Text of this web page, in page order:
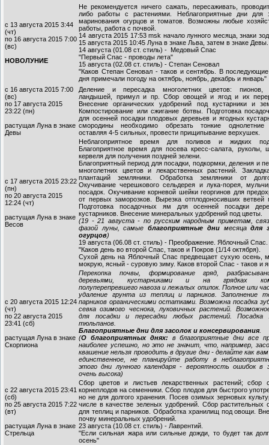
с 13 августа 2015 3:44
(чт)
по 16 августа 2015 7:00
(вс)
НОВОЛУНИЕ
Не рекомендуется ничего сажать, пересаживать,
либо работы с растениями. Неблагоприятные дни для
маринования огурцов и томатов. Возможны любые
работы, работа с почвой.
14 августа 2015 17:53 msk начало лунного месяца, знаки
15 августа 2015 10:45 Луна в знаке Льва, затем в знаке Девы.
14 августа (01.08 ст. стиль) - Медовый Спас
"Первый Спас - проводы лета"
15 августа (02.08 ст. стиль) - Степан Сеновал
"Каков Степан Сеновал - таков и сентябрь. В
дня примечали погоду на октябрь, ноябрь, декабрь и январь"
с 16 августа 2015 7:00
(вс)
по 17 августа 2015
23:22 (пн)
растущая Луна в знаке
Девы
Деление и пересадка многолетних цветов: пионов,
ландышей, примул и пр. Сбор овощей и ягод и их
Внесение органических удобрений под кустарники и
Компостирование или сжигание ботвы. Подготовка
для осенней посадки плодовых деревьев и ягодных
смородины необходимо обрезать тонкие однолетние
оставляя 4-5 сильных, провести прищипывание верхушек.
с 17 августа 2015 23:22
(пн)
по 20 августа 2015
12:24 (чт)
растущая Луна в знаке
Весов
Неблагоприятное время для поливов и жидких
Благоприятное время для посева кресс-салата, руколы,
кервеля для получения поздней зелени.
Благоприятный период для посадки, подкормки, деления и
многолетних цветов и лекарственных растений.
плантаций земляники. Обработка земляники от
Окучивание черешкового сельдерея и лука-порея,
посадок. Окучивание корневой шейки георгинов для
от первых заморозков. Вырезка отплодоносивших ветвей
Подготовка посадочных ям для осенней посадки
кустарников. Внесение минеральных удобрений под цветы.
(19 - 21 августа - по русским народным приметам,
фазой луны, самыеблагоприятные днимесяцадля
огурцов)
19 августа (06.08 ст. стиль) - Преображение. Яблочный Спас.
"Каков день во второй Спас, таков и Покров (1/14 октября).
Сухой день на Яблочный Спас предвещает сухую осень,
мокрую, ясный - суровую зиму. Каков второй Спас - таков и
с 20 августа 2015 12:24
(чт)
по 22 августа 2015
23:41 (сб)
растущая Луна в знаке
Скорпиона
Перекопка почвы, формирование гряд,
деревьями, кустарниками и на грядках
полуперепревшего навоза и лежалых опилок. Полное или
удаление грунта из теплиц и парников. Заполнение
парников органическими остатками. Возможна посадка
севка озимого чеснока, луковичных растений.
для посадки и пересадки любых растений. Посадка
тюльпанов.
Благоприятные дни для засолок и консервирования.
(О благоприятных днях: в благоприятные дни все
наиболее успешно, но это не значит, что, например,
квашение нельзя проводить в другие дни - делайте как
единственное, не планируйте работу в
этого дни лунного календаря - вероятность ошибок в
очень высока)
с 22 августа 2015 23:41
(сб)
по 25 августа 2015 7:22
(вт)
растущая Луна в знаке
Стрельца
Сбор цветов и листьев лекарственных растений; сбор
корнеплодов на семенники. Сбор плодов для быстрого
но не для долгого хранения. Посев озимых зерновых
числе в качестве зеленых удобрений. Сбор растительных
для теплиц и парников. Обработка хранилищ под овощи.
почву минеральных удобрений.
23 августа (10.08 ст. стиль) - Лаврентий.
"Если сильная жара или сильные дожди, то будет так
осень"